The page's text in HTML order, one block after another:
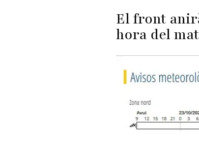
El front
hora del